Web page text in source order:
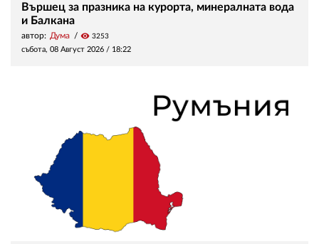
Вършец за празника на курорта, минералната вода
и Балкана
автор: Дума visibility 3253
събота, 08 Август 2026 / 18:22